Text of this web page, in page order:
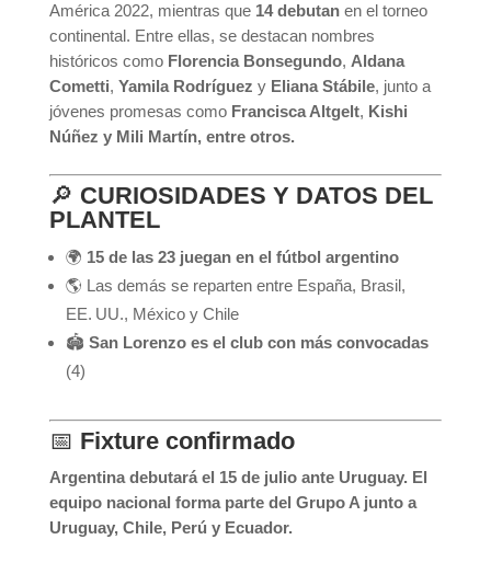
América 2022, mientras que 14 debutanen el torneo
continental. Entre ellas, se destacan nombres
históricos como Florencia Bonsegundo, Aldana
Cometti, Yamila Rodríguez y Eliana Stábile, junto a
jóvenes promesas como Francisca Altgelt, Kishi
Núñez y Mili Martín, entre otros.
🔎 CURIOSIDADES Y DATOS DEL
PLANTEL
🌍 15 de las 23 juegan en el fútbol argentino
🌎 Las demás se reparten entre España, Brasil,
EE. UU., México y Chile
🏟️ San Lorenzo es el club con más convocadas
(4)
📅 Fixture confirmado
Argentina debutará el 15 de julio ante Uruguay. El
equipo nacional forma parte del Grupo A junto a
Uruguay, Chile, Perú y Ecuador.